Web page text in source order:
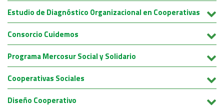
Programas Centrales
REGIONAL LITORAL
Revista Dinámica
Recursos Digitales
PUBLICACIONES
ENLACES
CONTACTO
Estudio de Diagnóstico Organizacional en Cooperativas
Consorcio Cuidemos
Programa Mercosur Social y Solidario
Cooperativas Sociales
Diseño Cooperativo